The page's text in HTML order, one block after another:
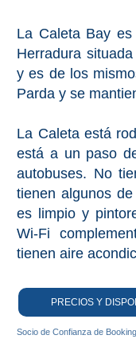
La Caleta Bay
Herradura
y es de los
Parda y se
La Caleta está
está a un paso
autobuses. No
tienen algunos
es limpio y
Wi-Fi
tienen aire
PRECIOS Y
Socio de Confianza de